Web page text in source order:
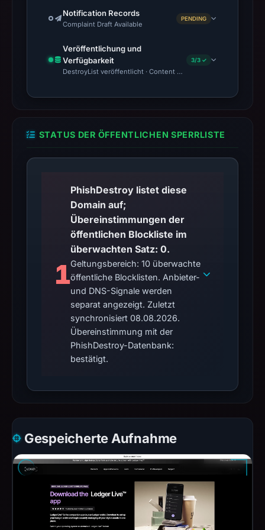
Notification Records
Complaint Draft Available
PENDING
Veröffentlichung und
Verfügbarkeit
DestroyList veröffentlicht · Content Observed Unavailable ·
3/3 ✓
STATUS DER ÖFFENTLICHEN SPERRLISTE
1
PhishDestroy listet diese
Domain auf;
Übereinstimmungen der
öffentlichen Blockliste im
überwachten Satz: 0.
Geltungsbereich: 10 überwachte
öffentliche Blocklisten. Anbieter-
und DNS-Signale werden
separat angezeigt. Zuletzt
synchronisiert 08.08.2026.
Übereinstimmung mit der
PhishDestroy-Datenbank:
bestätigt.
Gespeicherte Aufnahme